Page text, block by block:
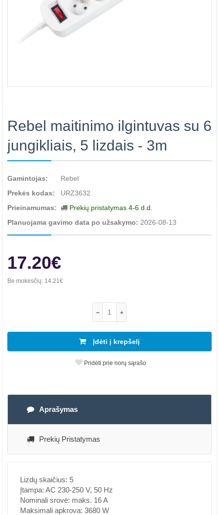
Rebel maitinimo ilgintuvas su 6
jungikliais, 5 lizdais - 3m
Gamintojas:
Rebel
Prekės kodas:
URZ3632
Prieinamumas:
Prekių pristatymas 4-6 d.d.
Planuojama gavimo data po užsakymo: 2026-08-13
17.20€
Be mokesčių: 14.21€
Įdėti į krepšelį
Pridėti prie norų sąrašo
Aprašymas
Prekių Pristatymas
Lizdų skaičius: 5
Įtampa: AC 230-250 V, 50 Hz
Nominali srovė: maks. 16 A
Maksimali apkrova: 3680 W